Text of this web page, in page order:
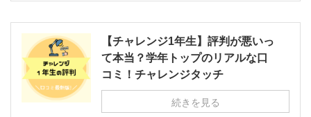
【チャレンジ1年生】評判が悪いっ
て本当？学年トップのリアルな口
コミ！チャレンジタッチ
続きを見る